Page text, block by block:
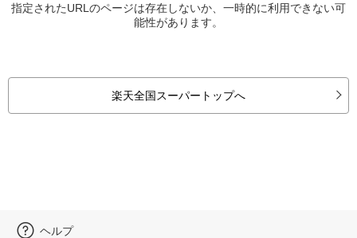
指定されたURLのページは存在しないか、一時的に利用できない可
能性があります。
楽天全国スーパートップへ
ヘルプ